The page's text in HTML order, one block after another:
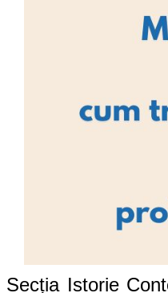
Secția Istorie